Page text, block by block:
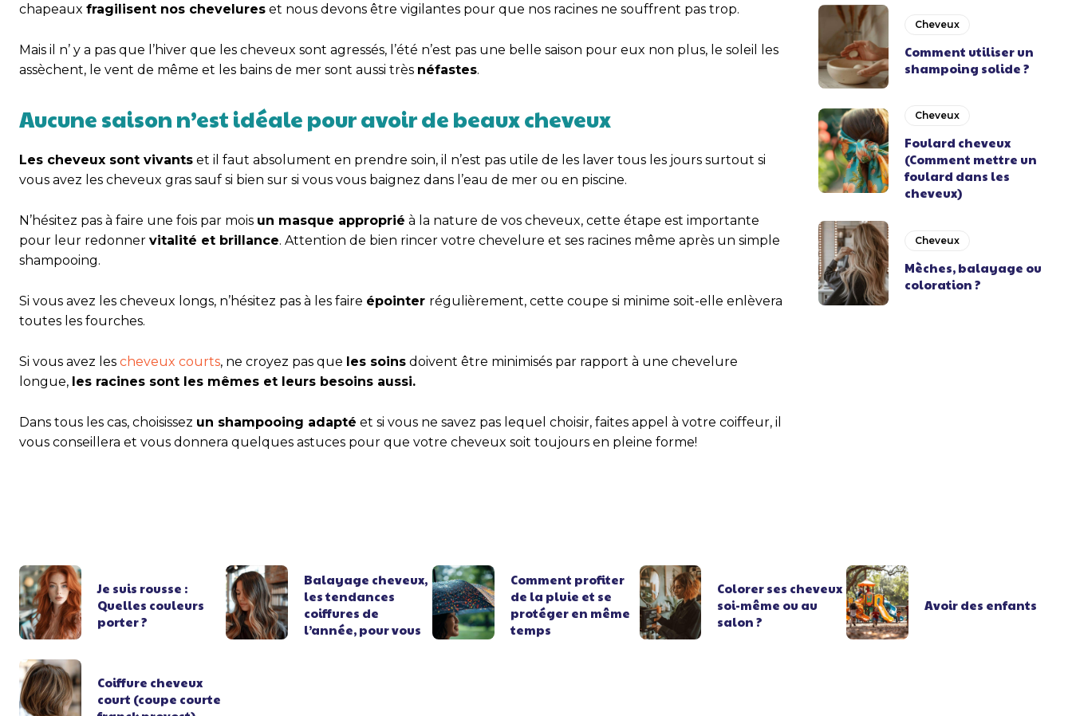
chapeaux fragilisent nos chevelures et nous devons être vigilantes pour que nos racines ne souffrent pas trop.
Mais il n’ y a pas que l’hiver que les cheveux sont agressés, l’été n’est pas une belle saison pour eux non plus, le soleil les
assèchent, le vent de même et les bains de mer sont aussi très néfastes.
Aucune saison n’est idéale pour avoir de beaux cheveux
Les cheveux sont vivants et il faut absolument en prendre soin, il n’est pas utile de les laver tous les jours surtout si
vous avez les cheveux gras sauf si bien sur si vous vous baignez dans l’eau de mer ou en piscine.
N’hésitez pas à faire une fois par mois un masque approprié à la nature de vos cheveux, cette étape est importante
pour leur redonner vitalité et brillance. Attention de bien rincer votre chevelure et ses racines même après un simple
shampooing.
Si vous avez les cheveux longs, n’hésitez pas à les faire épointer régulièrement, cette coupe si minime soit-elle enlèvera
toutes les fourches.
Si vous avez les cheveux courts, ne croyez pas que les soins doivent être minimisés par rapport à une chevelure
longue, les racines sont les mêmes et leurs besoins aussi.
Dans tous les cas, choisissez un shampooing adapté et si vous ne savez pas lequel choisir, faites appel à votre coiffeur, il
vous conseillera et vous donnera quelques astuces pour que votre cheveux soit toujours en pleine forme!
Cheveux
Comment utiliser un
shampoing solide ?
Cheveux
Foulard cheveux
(Comment mettre un
foulard dans les
cheveux)
Cheveux
Mèches, balayage ou
coloration ?
Je suis rousse :
Quelles couleurs
porter ?
Balayage cheveux,
les tendances
coiffures de
l’année, pour vous
Comment profiter
de la pluie et se
protéger en même
temps
Colorer ses cheveux
soi-même ou au
salon ?
Avoir des enfants
Coiffure cheveux
court (coupe courte